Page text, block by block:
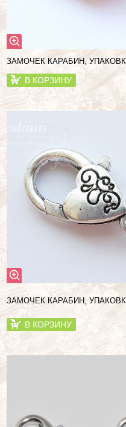
ЗАМОЧЕК КАРАБИН,
В КОРЗИНУ
ЗАМОЧЕК КАРАБИН,
В КОРЗИНУ